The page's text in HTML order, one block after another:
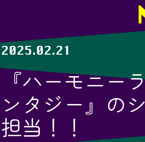
2025.02.21
『ハーモニー
ンタジー』の
担当！！